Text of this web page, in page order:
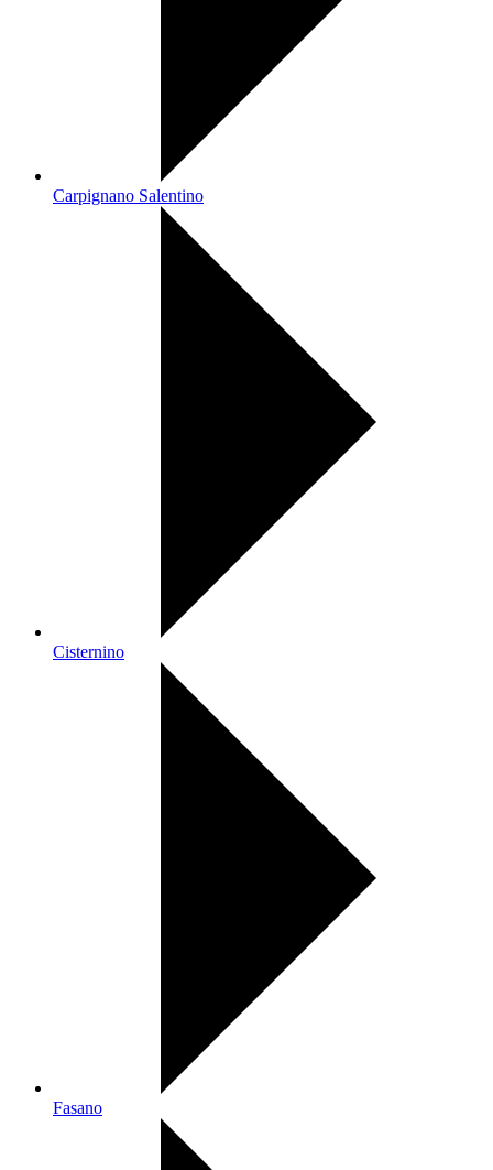
Carpignano Salentino
Cisternino
Fasano